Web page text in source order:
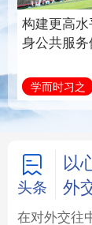
访谈
学术中国
城市
构建更高
身公共服务
学而时习之
头条
以
外
在对外交往